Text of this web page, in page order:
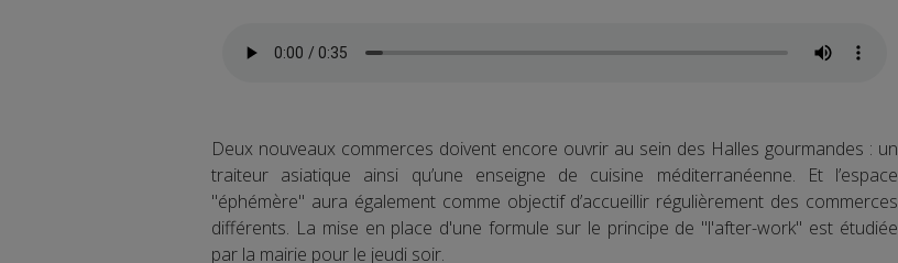
Deux nouveaux commerces doivent encore ouvrir au sein des Halles gourmandes : un
traiteur asiatique ainsi qu’une enseigne de cuisine méditerranéenne. Et l’espace
"éphémère" aura également comme objectif d’accueillir régulièrement des commerces
différents. La mise en place d'une formule sur le principe de "l'after-work" est étudiée
par la mairie pour le jeudi soir.